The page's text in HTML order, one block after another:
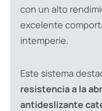
con un alto
excelente
intemperie.
Este sistema
resistencia a la
antideslizante